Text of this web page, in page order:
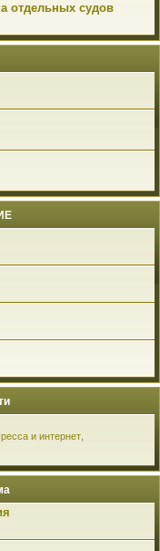
отдельных судов
и интернет